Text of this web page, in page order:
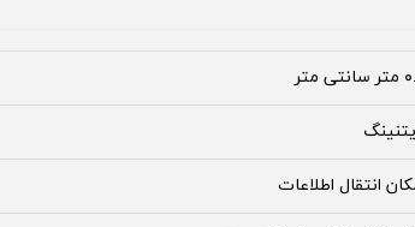
متر
انتقال اطلاعات